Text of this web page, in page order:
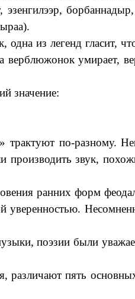
из легенд гласит,
умирает,
значение:
по-разному.
производить звук,
ранних форм
уверенностью.
поэзии были
различают пять